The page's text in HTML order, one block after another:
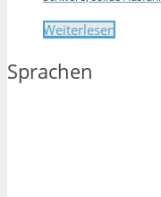
Weiterlesen
Sprachen